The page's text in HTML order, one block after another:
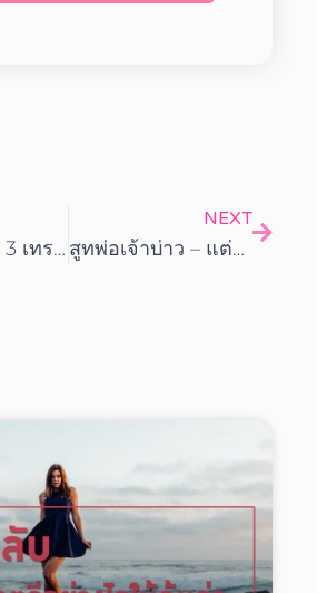
ของมันต้องมี! 3 เทรนด์สีชุดเพื่อนเจ้าสาวที่ปีนี้มาแน่
NEXT
สูทพ่อเจ้าบ่าว – แต่งตัวอย่างมีเกียรติในวันสำคัญของลูก